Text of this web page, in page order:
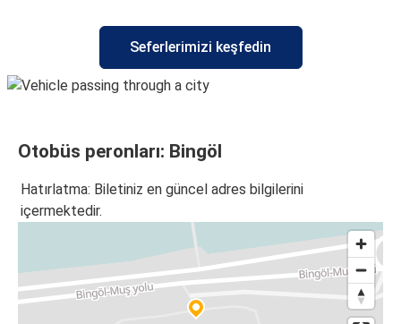
Bingöl
Ankara
Şanlıurfa
Tatvan
Bingöl
Bingöl
Bingöl
Seferlerimizi keşfedin
Otobüs peronları: Bingöl
Hatırlatma: Biletiniz en güncel adres bilgilerini
içermektedir.